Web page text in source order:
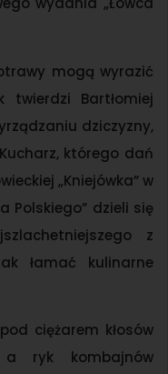
mogą wyrazić
Bartłomiej
dziczyzny,
którego dań
„Kniejówka” w
Polskiego” dzieli się
z
łamać kulinarne
ciężarem kłosów
a ryk kombajnów